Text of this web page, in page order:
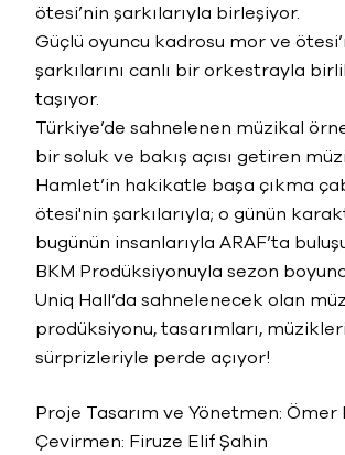
ötesi’nin şarkılarıyla birleşiyor.
Güçlü oyuncu kadrosu mor ve
şarkılarını canlı bir orkestrayla
taşıyor.
Türkiye’de sahnelenen müzikal
bir soluk ve bakış açısı getiren
Hamlet’in hakikatle başa çıkma
ötesi'nin şarkılarıyla; o günün
bugünün insanlarıyla ARAF’ta
BKM Prodüksiyonuyla sezon
Uniq Hall’da sahnelenecek olan
prodüksiyonu, tasarımları,
sürprizleriyle perde açıyor!
Proje Tasarım ve Yönetmen: Ömer
Çevirmen: Firuze Elif Şahin